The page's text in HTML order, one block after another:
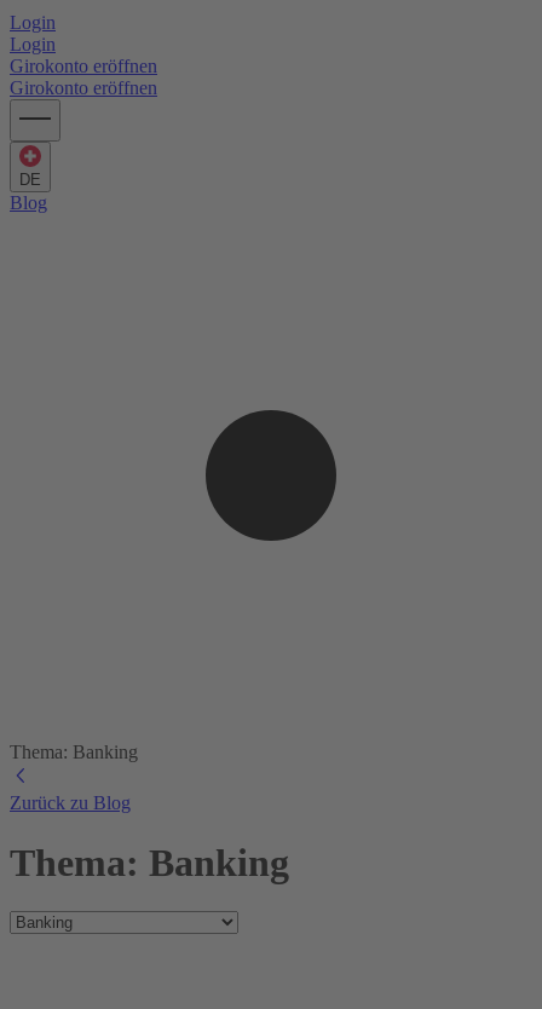
Login
Login
Girokonto eröffnen
Girokonto eröffnen
DE
Blog
Thema: Banking
Zurück zu Blog
Thema: Banking